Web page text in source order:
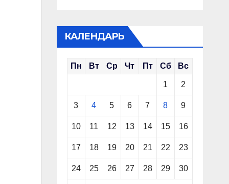
КАЛЕНДАРЬ
Пн Вт Ср Чт Пт Сб Вс
1 2
3 4 5 6 7 8 9
10 11 12 13 14 15 16
17 18 19 20 21 22 23
24 25 26 27 28 29 30